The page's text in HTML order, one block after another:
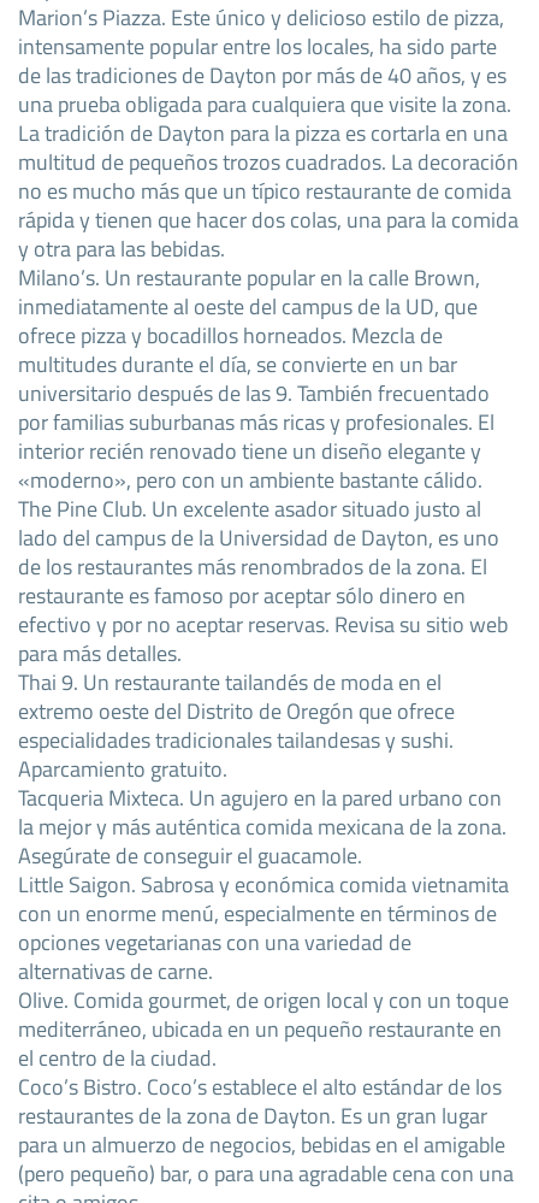
Marion’s Piazza. Este único y delicioso estilo de pizza,
intensamente popular entre los locales, ha sido parte
de las tradiciones de Dayton por más de 40 años, y es
una prueba obligada para cualquiera que visite la zona.
La tradición de Dayton para la pizza es cortarla en una
multitud de pequeños trozos cuadrados. La decoración
no es mucho más que un típico restaurante de comida
rápida y tienen que hacer dos colas, una para la comida
y otra para las bebidas.
Milano’s. Un restaurante popular en la calle Brown,
inmediatamente al oeste del campus de la UD, que
ofrece pizza y bocadillos horneados. Mezcla de
multitudes durante el día, se convierte en un bar
universitario después de las 9. También frecuentado
por familias suburbanas más ricas y profesionales. El
interior recién renovado tiene un diseño elegante y
«moderno», pero con un ambiente bastante cálido.
The Pine Club. Un excelente asador situado justo al
lado del campus de la Universidad de Dayton, es uno
de los restaurantes más renombrados de la zona. El
restaurante es famoso por aceptar sólo dinero en
efectivo y por no aceptar reservas. Revisa su sitio web
para más detalles.
Thai 9. Un restaurante tailandés de moda en el
extremo oeste del Distrito de Oregón que ofrece
especialidades tradicionales tailandesas y sushi.
Aparcamiento gratuito.
Tacqueria Mixteca. Un agujero en la pared urbano con
la mejor y más auténtica comida mexicana de la zona.
Asegúrate de conseguir el guacamole.
Little Saigon. Sabrosa y económica comida vietnamita
con un enorme menú, especialmente en términos de
opciones vegetarianas con una variedad de
alternativas de carne.
Olive. Comida gourmet, de origen local y con un toque
mediterráneo, ubicada en un pequeño restaurante en
el centro de la ciudad.
Coco’s Bistro. Coco’s establece el alto estándar de los
restaurantes de la zona de Dayton. Es un gran lugar
para un almuerzo de negocios, bebidas en el amigable
(pero pequeño) bar, o para una agradable cena con una